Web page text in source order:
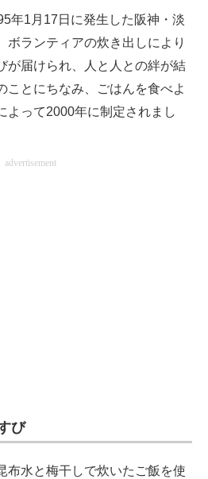
ィ
年1月17日に発生した阪神・淡
ボランティアの炊き出しにより
が届けられ、人と人との絆が結
ことにちなみ、ごはんを食べよ
よって2000年に制定されまし
advertisement
び
水と梅干しで炊いたご飯を使